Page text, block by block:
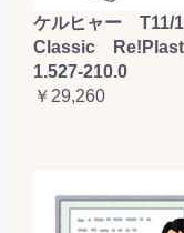
ケルヒャー T11/
Classic
1.527-210.0
￥29,260